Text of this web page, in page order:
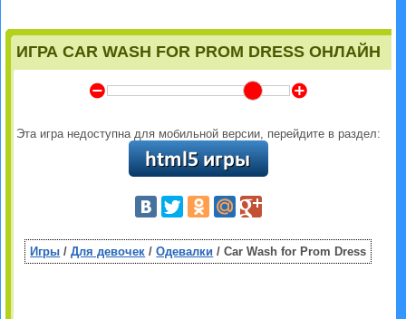
ИГРА CAR WASH FOR PROM DRESS ОНЛАЙН
Y Z
Эта игра недоступна для мобильной версии, перейдите в раздел:
Игры /Для девочек /Одевалки / Car Wash for Prom Dress